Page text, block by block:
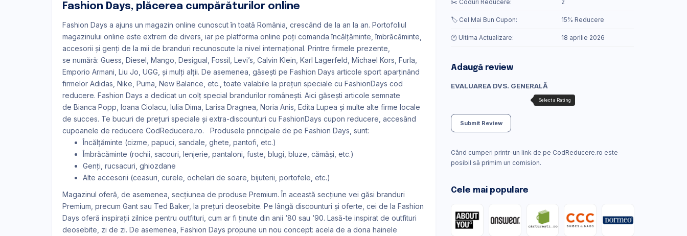
Fashion Days, plăcerea cumpărăturilor online
Fashion Days a ajuns un magazin online cunoscut în toată România, crescând de la an la an. Portofoliul
magazinului online este extrem de divers, iar pe platforma online poți comanda încălțăminte, îmbrăcăminte,
accesorii și genți de la mii de branduri recunoscute la nivel internațional. Printre firmele prezente,
se numără: Guess, Diesel, Mango, Desigual, Fossil, Levi’s, Calvin Klein, Karl Lagerfeld, Michael Kors, Furla,
Emporio Armani, Liu Jo, UGG, și mulți alții. De asemenea, găsești pe Fashion Days articole sport aparținând
firmelor Adidas, Nike, Puma, New Balance, etc., toate valabile la prețuri speciale cu FashionDays cod
reducere. Fashion Days a dedicat un colț special brandurilor românești. Aici găsești articole semnate
de Bianca Popp, Ioana Ciolacu, Iulia Dima, Larisa Dragnea, Noria Anis, Edita Lupea și multe alte firme locale
de succes. Te bucuri de prețuri speciale și extra-discounturi cu FashionDays cupon reducere, accesând
cupoanele de reducere CodReducere.ro. Produsele principale de pe Fashion Days, sunt:
Încălțăminte (cizme, papuci, sandale, ghete, pantofi, etc.)
Îmbrăcăminte (rochii, sacouri, lenjerie, pantaloni, fuste, blugi, bluze, cămăși, etc.)
Genți, rucsacuri, ghiozdane
Alte accesorii (ceasuri, curele, ochelari de soare, bijuterii, portofele, etc.)
Magazinul oferă, de asemenea, secțiunea de produse Premium. În această secțiune vei găsi branduri
Premium, precum Gant sau Ted Baker, la prețuri deosebite. Pe lângă discounturi și oferte, cei de la Fashion
Days oferă inspirații zilnice pentru outfituri, cum ar fi ținute din anii ‘80 sau ‘90. Lasă-te inspirat de outfituri
deosebite, zi de zi. De asemenea, Fashion Days propune un nou concept: acela de a dona hainele
✂️ Coduri Reducere: 2
🏷️ Cel Mai Bun Cupon: 15% Reducere
🕐 Ultima Actualizare: 18 aprilie 2026
Adaugă review
EVALUAREA DVS. GENERALĂ
Submit Review
Când cumperi printr-un link de pe CodReducere.ro este
posibil să primim un comision.
Cele mai populare